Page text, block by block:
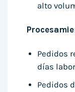
alto
Pedidos
días
Pedidos